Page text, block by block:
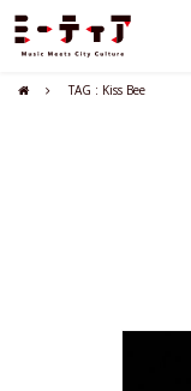
TAG : Kiss Bee